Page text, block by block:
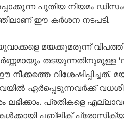
പുതിയ നിയമം
ഈ കർശന നടപടി.
മയക്കുമരുന്ന്
തടയുന്നതിനുമുള്ള
നീക്കത്തെ വിശേഷിപ്പിച്ചത്.
ഏർപ്പെടുന്നവർക്ക്
ലഭിക്കാം. പ്രതികളെ
പബ്ലിക്